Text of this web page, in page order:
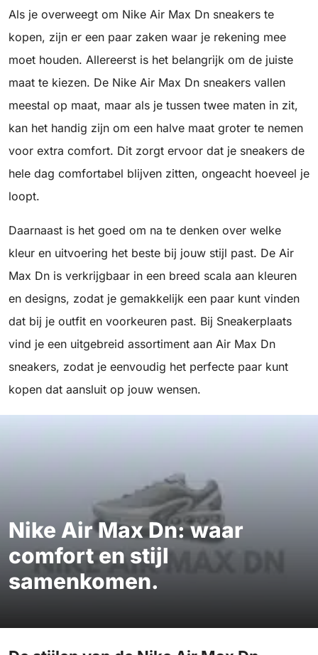
Als je overweegt om Nike Air Max Dn sneakers te
kopen, zijn er een paar zaken waar je rekening mee
moet houden. Allereerst is het belangrijk om de juiste
maat te kiezen. De Nike Air Max Dn sneakers vallen
meestal op maat, maar als je tussen twee maten in zit,
kan het handig zijn om een halve maat groter te nemen
voor extra comfort. Dit zorgt ervoor dat je sneakers de
hele dag comfortabel blijven zitten, ongeacht hoeveel je
loopt.
Daarnaast is het goed om na te denken over welke
kleur en uitvoering het beste bij jouw stijl past. De Air
Max Dn is verkrijgbaar in een breed scala aan kleuren
en designs, zodat je gemakkelijk een paar kunt vinden
dat bij je outfit en voorkeuren past. Bij Sneakerplaats
vind je een uitgebreid assortiment aan Air Max Dn
sneakers, zodat je eenvoudig het perfecte paar kunt
kopen dat aansluit op jouw wensen.
Nike Air Max Dn: waar
comfort en stijl
samenkomen.